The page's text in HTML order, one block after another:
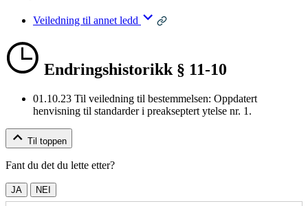
Veiledning til annet ledd
Endringshistorikk § 11-10
01.10.23 Til veiledning til bestemmelsen: Oppdatert
henvisning til standarder i preakseptert ytelse nr. 1.
Til toppen
Fant du det du lette etter?
JA NEI